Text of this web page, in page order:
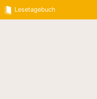
Lesetagebuch